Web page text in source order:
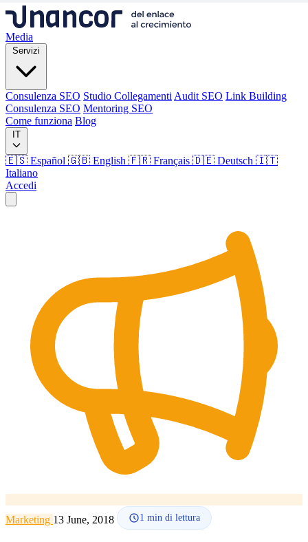
Media
Servizi
Consulenza SEO Studio Collegamenti Audit SEO Link Building
Consulenza SEO Mentoring SEO
Come funziona Blog
IT
🇪🇸 Español 🇬🇧 English 🇫🇷 Français 🇩🇪 Deutsch 🇮🇹
Italiano
Accedi
Studio CollegamentiAudit SEO
Link Building
Consulenza SEO
Come funziona
Lingua
🇪🇸 ES
🇬🇧 EN 🇫🇷 FR 🇩🇪 DE
Accedi
Marketing 13 June, 2018 1 min di lettura